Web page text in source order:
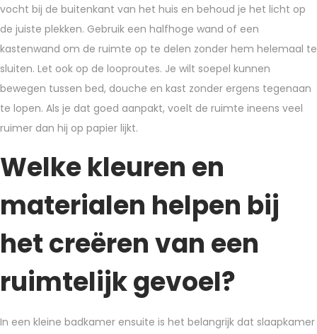
vocht bij de buitenkant van het huis en behoud je het licht op
de juiste plekken. Gebruik een halfhoge wand of een
kastenwand om de ruimte op te delen zonder hem helemaal te
sluiten. Let ook op de looproutes. Je wilt soepel kunnen
bewegen tussen bed, douche en kast zonder ergens tegenaan
te lopen. Als je dat goed aanpakt, voelt de ruimte ineens veel
ruimer dan hij op papier lijkt.
Welke kleuren en
materialen helpen bij
het creëren van een
ruimtelijk gevoel?
In een kleine badkamer ensuite is het belangrijk dat slaapkamer